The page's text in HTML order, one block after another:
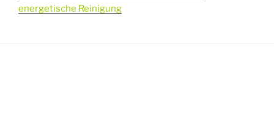
energetische Reinigung